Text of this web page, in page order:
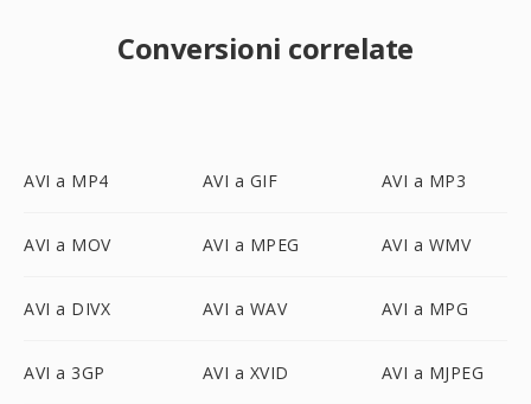
Conversioni correlate
AVI a MP4 AVI a GIF AVI a MP3
AVI a MOV AVI a MPEG AVI a WMV
AVI a DIVX AVI a WAV AVI a MPG
AVI a 3GP AVI a XVID AVI a MJPEG